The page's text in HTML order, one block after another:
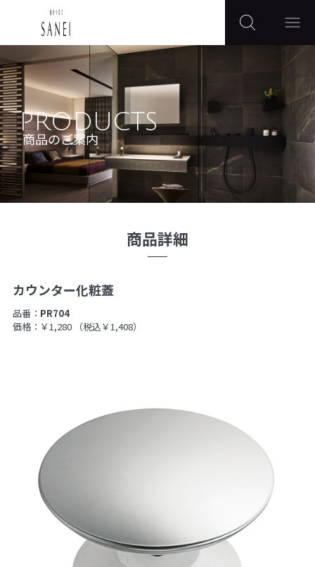
PRODUCTS
商品のご案内
商品詳細
カウンター化粧蓋
品番： PR704
価格：￥1,280
（税込￥1,408）